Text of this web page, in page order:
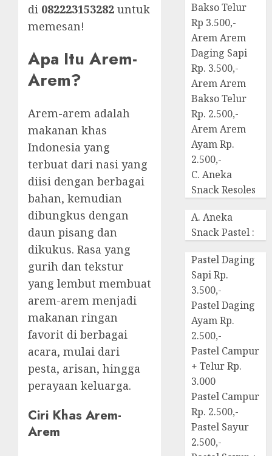
di 082223153282 untuk
memesan!
Apa Itu Arem-
Arem?
Arem-arem adalah
makanan khas
Indonesia yang
terbuat dari nasi yang
diisi dengan berbagai
bahan, kemudian
dibungkus dengan
daun pisang dan
dikukus. Rasa yang
gurih dan tekstur
yang lembut membuat
arem-arem menjadi
makanan ringan
favorit di berbagai
acara, mulai dari
pesta, arisan, hingga
perayaan keluarga.
Ciri Khas Arem-
Arem
Bakso Telur
Rp 3.500,-
Arem Arem
Daging Sapi
Rp. 3.500,-
Arem Arem
Bakso Telur
Rp. 2.500,-
Arem Arem
Ayam Rp.
2.500,-
C. Aneka
Snack Resoles
A. Aneka
Snack Pastel :
Pastel Daging
Sapi Rp.
3.500,-
Pastel Daging
Ayam Rp.
2.500,-
Pastel Campur
+ Telur Rp.
3.000
Pastel Campur
Rp. 2.500,-
Pastel Sayur
2.500,-